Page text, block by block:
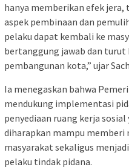
hanya memberikan efek
aspek pembinaan dan
pelaku dapat kembali ke
bertanggung jawab dan
pembangunan kota,” ujar
Ia menegaskan bahwa
mendukung implementasi
penyediaan ruang kerja
diharapkan mampu memberi
masyarakat sekaligus
pelaku tindak pidana.